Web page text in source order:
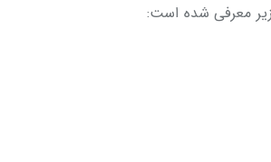
زیر معرفی شده است: